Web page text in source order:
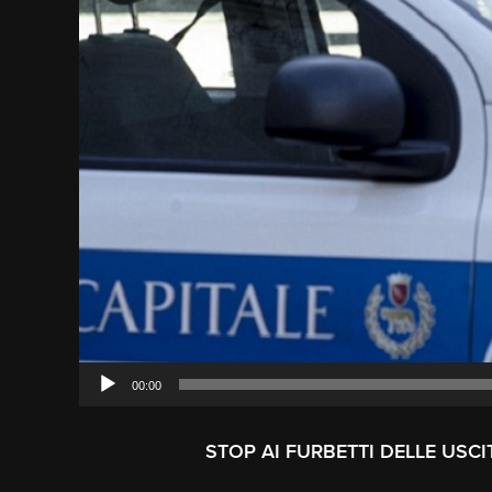
00:00
STOP AI FURBETTI DELLE